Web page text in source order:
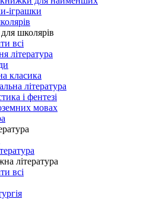
іграшки
школярів
всі
література
класика
література
і фентезі
мовах
література
всі